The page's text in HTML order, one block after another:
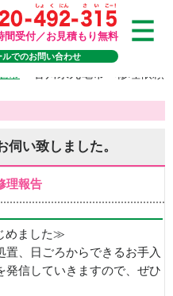
間受付／お見積もり無料
ルでのお問い合わせ
い致しました。
理報告
めました≫
、日ごろからできるお手入
発信していきますので、ぜひ